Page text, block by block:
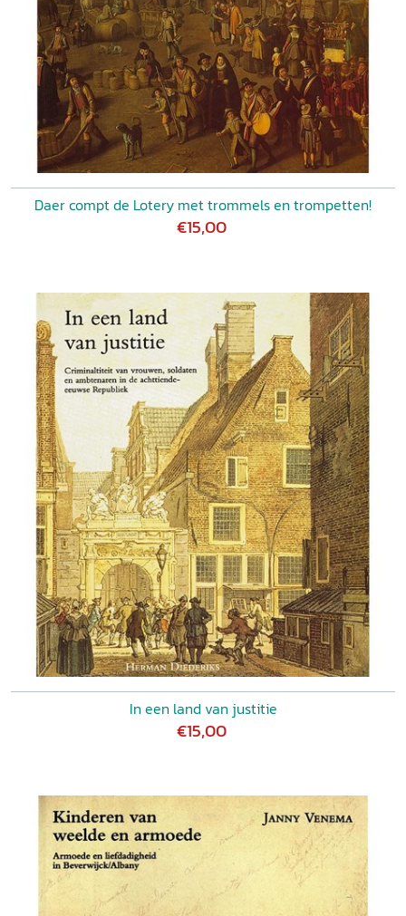
Daer compt de Lotery met trommels en trompetten!
€15,00
In een land van justitie
€15,00